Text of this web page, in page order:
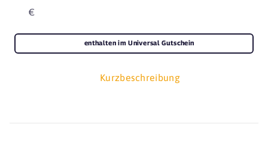
€
Kurzbeschreibung
enthalten im Universal Gutschein